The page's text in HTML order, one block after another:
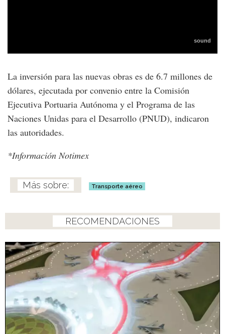
La inversión para las nuevas obras es de 6.7 millones de
dólares, ejecutada por convenio entre la Comisión
Ejecutiva Portuaria Autónoma y el Programa de las
Naciones Unidas para el Desarrollo (PNUD), indicaron
las autoridades.
*Información Notimex
Transporte aéreo
RECOMENDACIONES